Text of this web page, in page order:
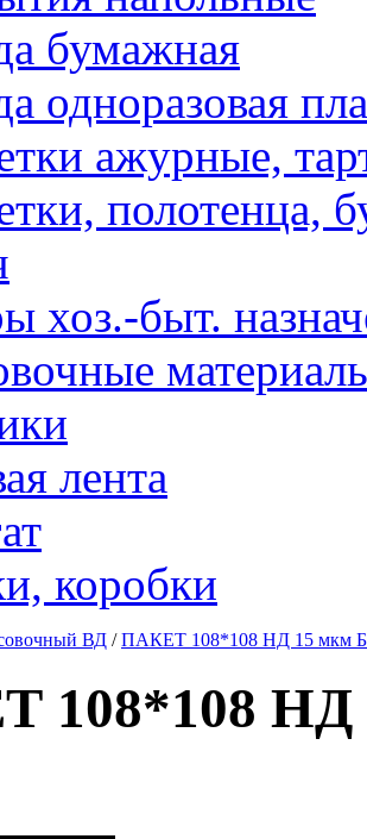
бумажная
одноразовая
ажурные,
полотенца,
хоз.-быт.
лента
коробки
ВД /ПАКЕТ 108*108 НД 15 мкм
108*108